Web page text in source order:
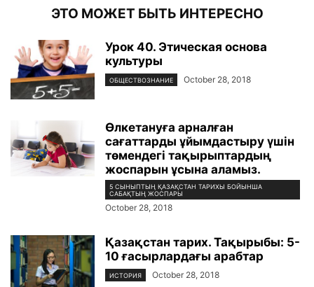
ЭТО МОЖЕТ БЫТЬ ИНТЕРЕСНО
Урок 40. Этическая основа
культуры
ОБЩЕСТВОЗНАНИЕ October 28, 2018
Өлкетануға арналған
сағаттарды ұйымдастыру үшін
төмендегі тақырыптардың
жоспарын ұсына аламыз.
5 СЫНЫПТЫҢ ҚАЗАҚСТАН ТАРИХЫ БОЙЫНША
САБАҚТЫҢ ЖОСПАРЫ
October 28, 2018
Қазақстан тарих. Тақырыбы: 5-
10 ғасырлардағы арабтар
ИСТОРИЯ October 28, 2018